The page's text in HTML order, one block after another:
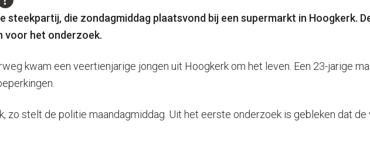
steekpartij, die zondagmiddag plaatsvond bij een supermarkt in Hoogkerk.
voor het onderzoek.
kwam een veertienjarige jongen uit Hoogkerk om het leven. Een 23-jarige
zo stelt de politie maandagmiddag. Uit het eerste onderzoek is gebleken dat